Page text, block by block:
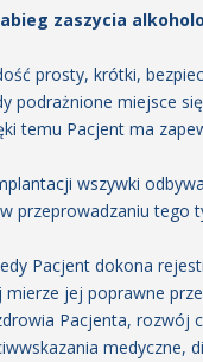
zaszycia
prosty, krótki,
podrażnione miejsce
temu Pacjent ma
wszywki
przeprowadzaniu tego
Pacjent dokona
jej poprawne
Pacjenta, rozwój
medyczne,